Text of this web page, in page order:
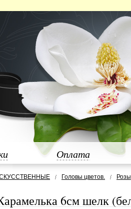
Оплата
Головы цветов.
6см шелк